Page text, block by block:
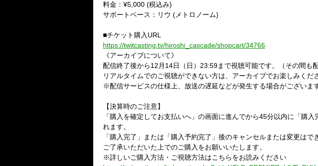
料金：¥5,000 (税込み)
サポートベース：リウ (メトロノーム)
■チケット購入URL
https://twitcasting.tv/hiroshi_cascade/shopcart/34766
《アーカイブについて》
配信終了後から12月14日（日）23:59まで視聴可能です。（その間も
リアルタイムでのご視聴ができない方は、アーカイブでお楽しみくだ
※配信サービスの仕様上、放送の遅延などが発生する場合がございま
【決算時のご注意】
「購入を確定してお支払いへ」の画面に進んでから45分以内に「購
れます。
「購入完了」または「購入予約完了」後のキャンセルまたは変更はで
ご了承いただいた上でのご購入をお願いいたします。
※詳しいご購入方法・ご視聴方法はこちらをお読みください